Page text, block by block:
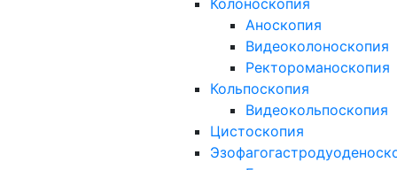
Колоноскопия
Аноскопия
Видеоколоноскопия
Ректороманоскопия
Кольпоскопия
Видеокольпоскопия
Цистоскопия